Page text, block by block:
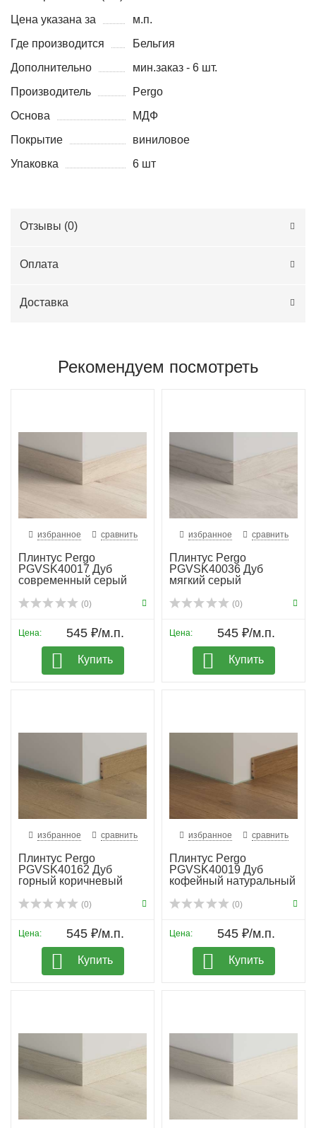
Цена указана за
м.п.
Где производится
Бельгия
Дополнительно
мин.заказ - 6 шт.
Производитель
Pergo
Основа
МДФ
Покрытие
виниловое
Упаковка
6 шт
Отзывы (0)
Оплата
Доставка
Рекомендуем посмотреть
избранное сравнить
Плинтус Pergo
PGVSK40017 Дуб
современный серый
(0)
Цена: 545 ₽/м.п.
Купить
избранное сравнить
Плинтус Pergo
PGVSK40036 Дуб
мягкий серый
(0)
Цена: 545 ₽/м.п.
Купить
избранное сравнить
Плинтус Pergo
PGVSK40162 Дуб
горный коричневый
(0)
Цена: 545 ₽/м.п.
Купить
избранное сравнить
Плинтус Pergo
PGVSK40019 Дуб
кофейный натуральный
(0)
Цена: 545 ₽/м.п.
Купить